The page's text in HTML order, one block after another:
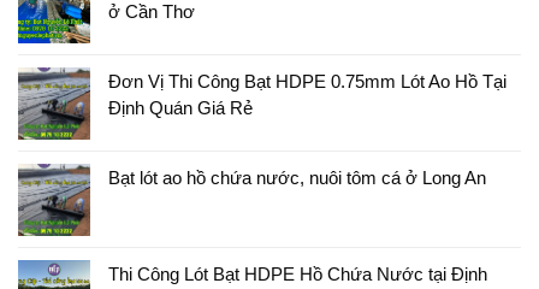
ở Cần Thơ
Đơn Vị Thi Công Bạt HDPE 0.75mm Lót Ao Hồ Tại
Định Quán Giá Rẻ
Bạt lót ao hồ chứa nước, nuôi tôm cá ở Long An
Thi Công Lót Bạt HDPE Hồ Chứa Nước tại Định